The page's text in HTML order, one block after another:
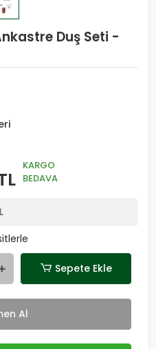
Duş Seti -
KARGO
BEDAVA
Sepete Ekle
Al